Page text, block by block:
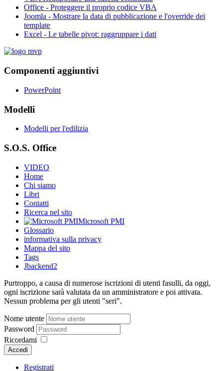
Office - Proteggere il proprio codice VBA
Joomla - Mostrare la data di pubblicazione e l'override dei
template
Excel - Le tabelle pivot: raggruppare i dati
Componenti aggiuntivi
PowerPoint
Modelli
Modelli per l'edilizia
S.O.S. Office
VIDEO
Home
Chi siamo
Libri
Contatti
Ricerca nel sito
Microsoft PMI
Glossario
informativa sulla privacy
Mappa del sito
Tags
Jbackend2
Purtroppo, a causa di numerose iscrizioni di utenti fasulli, da oggi,
ogni iscrizione sarà valutata da un amministratore e poi attivata.
Nessun problema per gli utenti "seri".
Nome utente
Password
Ricordami
Accedi
Registrati